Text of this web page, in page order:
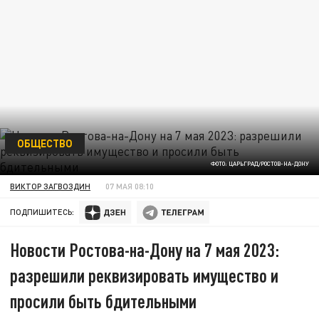
ФОТО: ЦАРЬГРАД/РОСТОВ-НА-ДОНУ
ОБЩЕСТВО
ВИКТОР ЗАГВОЗДИН 07 МАЯ 08:10
ПОДПИШИТЕСЬ:
Новости Ростова-на-Дону на 7 мая 2023:
разрешили реквизировать имущество и
просили быть бдительными